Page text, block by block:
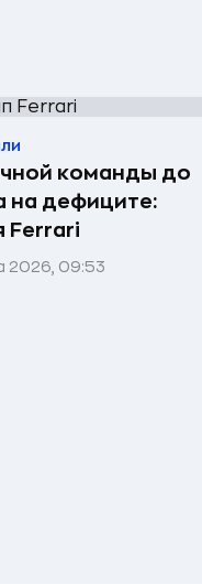
команды до
на дефиците:
Ferrari
2026, 09:53